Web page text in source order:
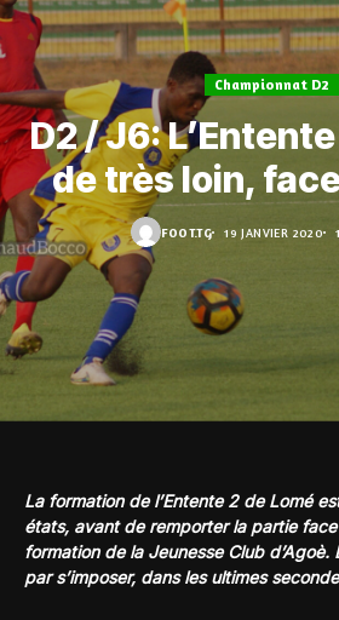
Championnat D2
D2 / J6:
de très loin,
FOOT.TG 19 JANVIER 2020
La formation de l’Entente 2 de Lomé
états, avant de remporter la partie
formation de la Jeunesse Club d’Agoè.
par s’imposer, dans les ultimes